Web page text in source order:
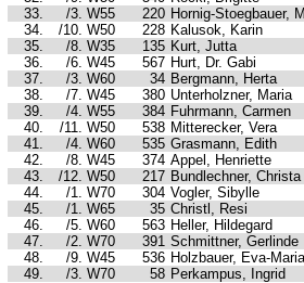
33.
/3. W55 220 Hornig-Stoegbauer,
34.
/10. W50 228 Kalusok, Karin
35.
/8. W35 135 Kurt, Jutta
36.
/6. W45 567 Hurt, Dr. Gabi
37.
/3. W60 34 Bergmann, Herta
38.
/7. W45 380 Unterholzner, Maria
39.
/4. W55 384 Fuhrmann, Carmen
40.
/11. W50 538 Mitterecker, Vera
41.
/4. W60 535 Grasmann, Edith
42.
/8. W45 374 Appel, Henriette
43.
/12. W50 217 Bundlechner, Christa
44.
/1. W70 304 Vogler, Sibylle
45.
/1. W65 35 Christl, Resi
46.
/5. W60 563 Heller, Hildegard
47.
/2. W70 391 Schmittner, Gerlinde
48.
/9. W45 536 Holzbauer, Eva-Maria
49.
/3. W70 58 Perkampus, Ingrid